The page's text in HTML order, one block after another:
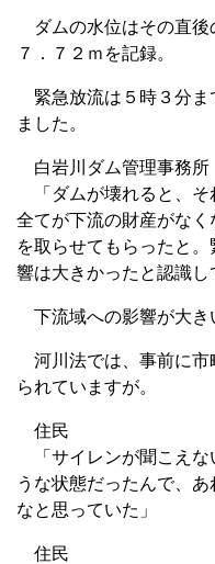
ダムの水位はその直後
７．７２ｍを記録。
緊急放流は５時３分ま
ました。
白岩川ダム管理事務
「ダムが壊れると、そ
全てが下流の財産がな
を取らせてもらったと
響は大きかったと認識し
下流域への影響が大き
河川法では、事前に市
られていますが。
住民
「サイレンが聞こえな
うな状態だったんで、
なと思っていた」
住民